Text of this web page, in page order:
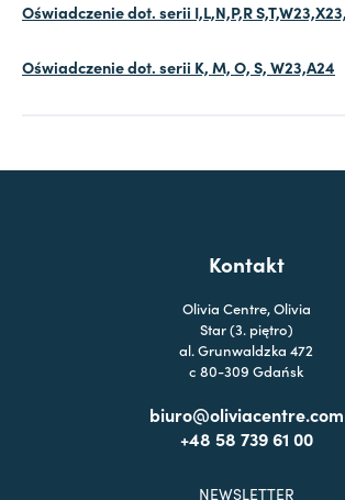
Oświadczenie dot. serii I,L,N,P,R
Oświadczenie dot. serii K, M, O, S, W23,A24
Kontakt
Olivia Centre, Olivia
Star (3. piętro)
al. Grunwaldzka 472
c 80-309 Gdańsk
biuro@oliviacentre.com
+48 58 739 61 00
NEWSLETTER